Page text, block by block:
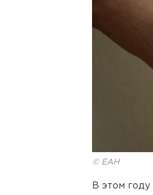
© ЕАН
В этом году